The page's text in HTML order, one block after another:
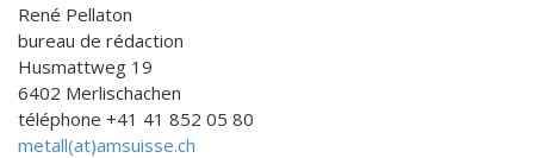
René Pellaton
bureau de rédaction
Husmattweg 19
6402 Merlischachen
téléphone +41 41 852 05 80
metall(at)amsuisse.ch